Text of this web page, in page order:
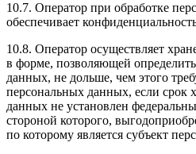
10.7. Оператор при обработке
обеспечивает
10.8. Оператор осуществляет
в форме, позволяющей
данных, не дольше, чем этого
персональных данных, если срок
данных не установлен
стороной которого,
по которому является субъект